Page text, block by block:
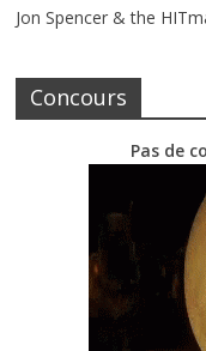
Jon Spencer & the
Concours
Pas de